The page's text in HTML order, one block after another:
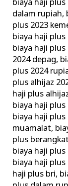
biaya haji plus
dalam rupiah,
plus 2023
biaya haji plus
biaya haji
2024 depag,
plus 2024
plus alhijaz
haji plus
biaya haji
biaya haji
muamalat,
plus
biaya haji plus
biaya haji plus
haji plus bri,